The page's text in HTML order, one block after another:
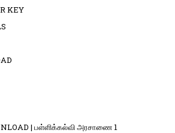
KEY
| பள்ளிக்கல்வி அரசாணை 1